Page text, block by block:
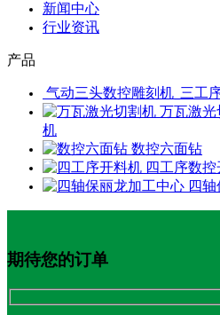
新闻中心
行业资讯
产品
气动三头数控雕刻机_三工
万瓦激
机
数控六面钻
四工序数
四
期待您的订单